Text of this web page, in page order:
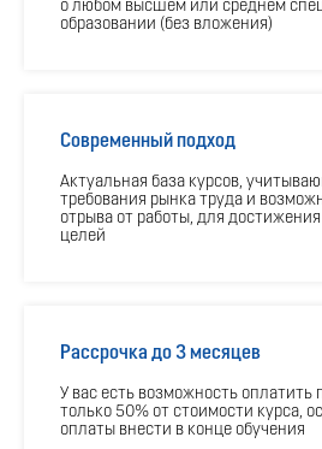
Преподаватель - косметик
Все регионы
Перманентный макияж
С видеолекциями
о любом высшем или среднем
образовании (без вложения)
Современный подход
Актуальная база курсов,
требования рынка труда и
отрыва от работы, для
целей
Рассрочка до 3 месяцев
У вас есть возможность оплатить
только 50% от стоимости курса,
оплаты внести в конце обучения